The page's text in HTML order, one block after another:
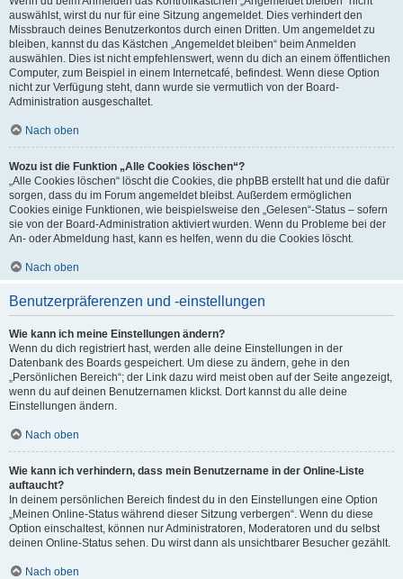
auswählst, wirst du nur für eine Sitzung angemeldet. Dies verhindert den
Missbrauch deines Benutzerkontos durch einen Dritten. Um angemeldet zu
bleiben, kannst du das Kästchen „Angemeldet bleiben“ beim Anmelden
auswählen. Dies ist nicht empfehlenswert, wenn du dich an einem öffentlichen
Computer, zum Beispiel in einem Internetcafé, befindest. Wenn diese Option
nicht zur Verfügung steht, dann wurde sie vermutlich von der Board-
Administration ausgeschaltet.
Nach oben
Wozu ist die Funktion „Alle Cookies löschen“?
„Alle Cookies löschen“ löscht die Cookies, die phpBB erstellt hat und die dafür
sorgen, dass du im Forum angemeldet bleibst. Außerdem ermöglichen
Cookies einige Funktionen, wie beispielsweise den „Gelesen“-Status – sofern
sie von der Board-Administration aktiviert wurden. Wenn du Probleme bei der
An- oder Abmeldung hast, kann es helfen, wenn du die Cookies löscht.
Nach oben
Benutzerpräferenzen und -einstellungen
Wie kann ich meine Einstellungen ändern?
Wenn du dich registriert hast, werden alle deine Einstellungen in der
Datenbank des Boards gespeichert. Um diese zu ändern, gehe in den
„Persönlichen Bereich“; der Link dazu wird meist oben auf der Seite angezeigt,
wenn du auf deinen Benutzernamen klickst. Dort kannst du alle deine
Einstellungen ändern.
Nach oben
Wie kann ich verhindern, dass mein Benutzername in der Online-Liste
auftaucht?
In deinem persönlichen Bereich findest du in den Einstellungen eine Option
„Meinen Online-Status während dieser Sitzung verbergen“. Wenn du diese
Option einschaltest, können nur Administratoren, Moderatoren und du selbst
deinen Online-Status sehen. Du wirst dann als unsichtbarer Besucher gezählt.
Nach oben